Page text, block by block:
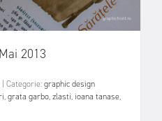
2013
Categorie:graphic design
,grata garbo,zlasti, ioana tanase,